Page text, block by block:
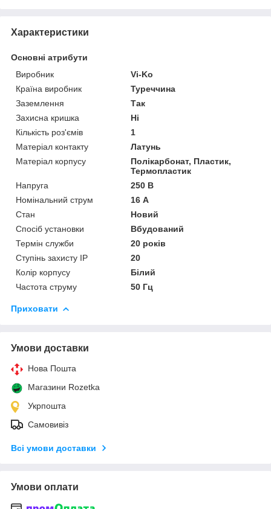
Характеристики
Основні атрибути
Виробник
Vi-Ko
Країна виробник
Туреччина
Заземлення
Так
Захисна кришка
Ні
Кількість роз'ємів
1
Матеріал контакту
Латунь
Матеріал корпусу
Полікарбонат, Пластик,
Термопластик
Напруга
250 В
Номінальний струм
16 А
Стан
Новий
Спосіб установки
Вбудований
Термін служби
20 років
Ступінь захисту IP
20
Колір корпусу
Білий
Частота струму
50 Гц
Приховати
Умови доставки
Нова Пошта
Магазини Rozetka
Укрпошта
Самовивіз
Всі умови доставки
Умови оплати